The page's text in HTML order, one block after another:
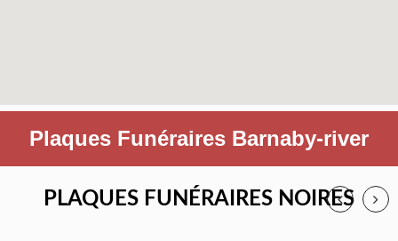
Plaques Funéraires Barnaby-river
PLAQUES FUNÉRAIRES NOIRES